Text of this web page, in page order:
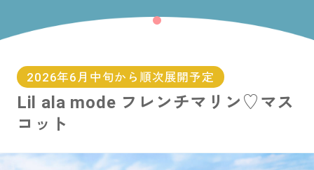
よくある質問
会社概要
採用情報
2026年6月中旬から順次展開予定
Lil ala mode フレンチマリン♡マス
コット